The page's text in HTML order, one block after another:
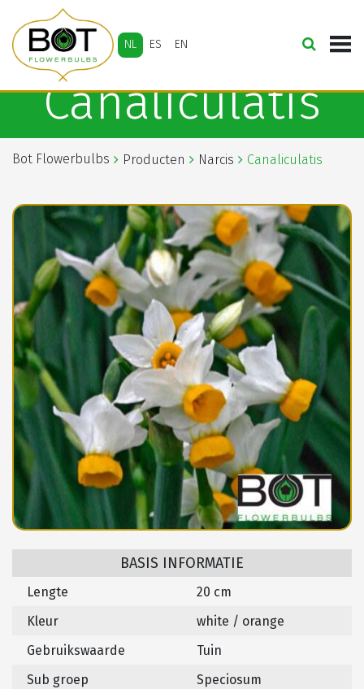
NL ES EN
Canaliculatis
Bot Flowerbulbs Producten Narcis Canaliculatis
BASIS INFORMATIE
Lengte
20 cm
Kleur
white / orange
Gebruikswaarde
Tuin
Sub groep
Speciosum